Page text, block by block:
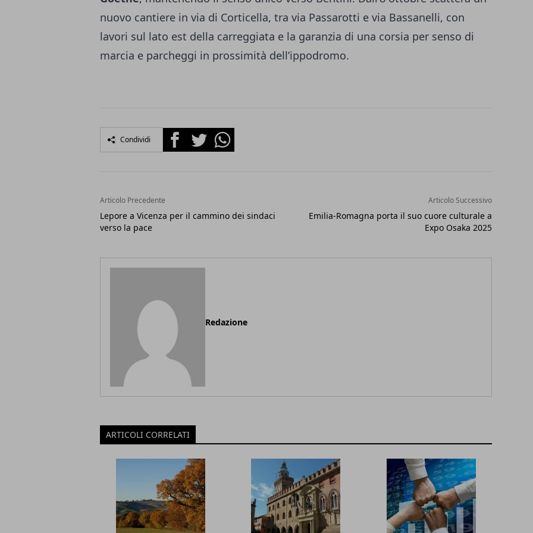
nuovo cantiere in via di Corticella, tra via Passarotti e via Bassanelli, con
lavori sul lato est della carreggiata e la garanzia di una corsia per senso di
marcia e parcheggi in prossimità dell’ippodromo.
Condividi FacebookTwitterWhatsapp
Articolo Precedente
Lepore a Vicenza per il cammino dei sindaci
verso la pace
Articolo Successivo
Emilia-Romagna porta il suo cuore culturale a
Expo Osaka 2025
Redazione
ARTICOLI CORRELATI